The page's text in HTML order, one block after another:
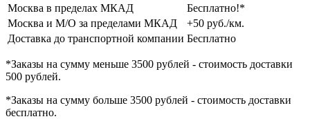
Москва в пределах МКАД
Бесплатно!*
Москва и М/О за пределами МКАД
+50 руб./км.
Доставка до транспортной компании Бесплатно
*Заказы на сумму меньше 3500 рублей - стоимость доставки
500 рублей.
*Заказы на сумму больше 3500 рублей - стоимость доставки
бесплатно.